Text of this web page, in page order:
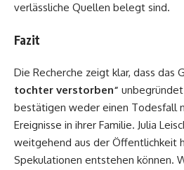
verlässliche Quellen belegt sind.
Fazit
Die Recherche zeigt klar, dass das
tochter verstorben“
bestätigen weder einen Todesfall
Ereignisse in ihrer Familie. Julia
weitgehend aus der Öffentlichkeit
Spekulationen entstehen können.